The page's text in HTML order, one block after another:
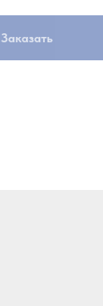
Заказать